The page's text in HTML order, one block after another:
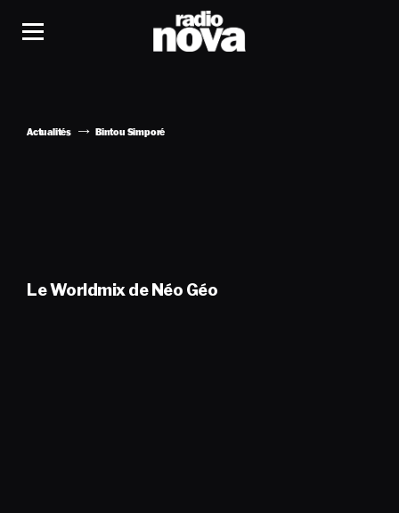
Actualités Bintou Simporé
Le Worldmix de Néo Géo